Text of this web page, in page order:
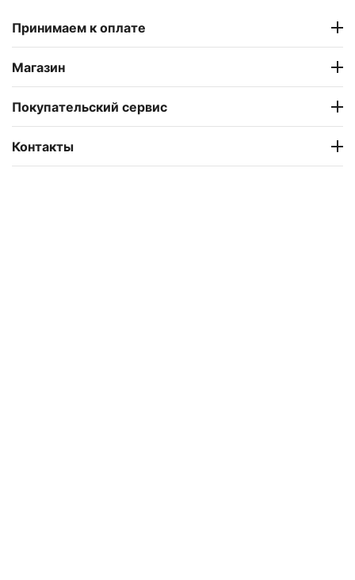
Принимаем к оплате
Магазин
Покупательский сервис
Контакты